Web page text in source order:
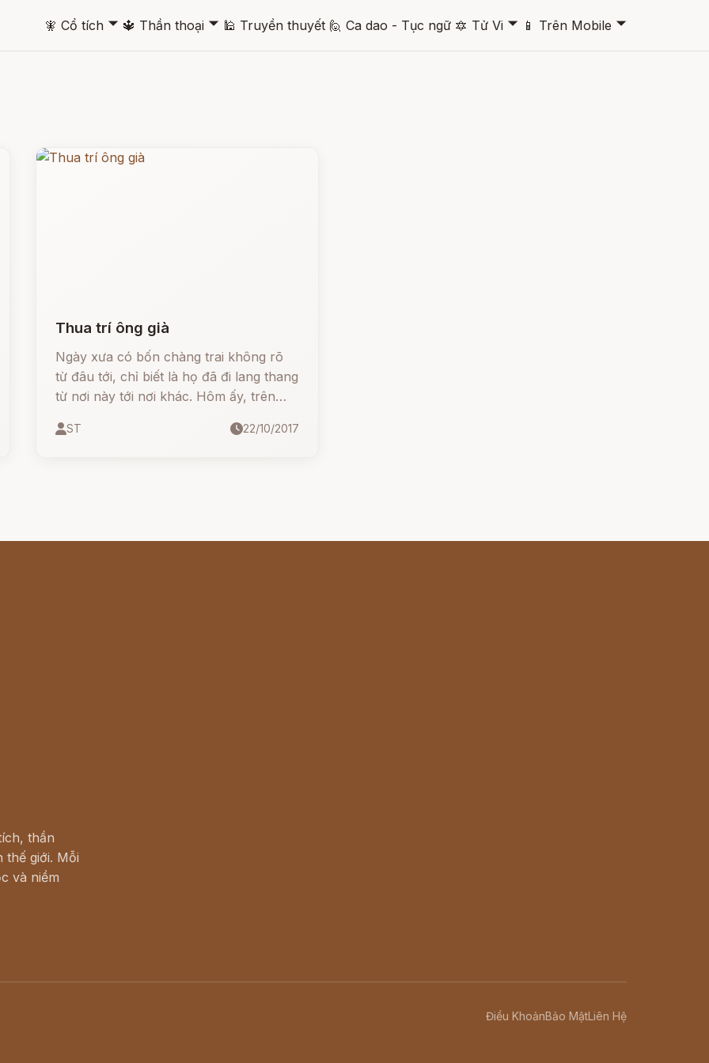
🧚 Cổ tích 🞃 🔱 Thần thoại 🞃 🕌 Truyền thuyết 🙋 Ca dao - Tục ngữ 🔯 Tử Vi 🞃 📱 Trên Mobile 🞃
Thua trí ông già
Ngày xưa có bốn chàng trai không rõ
từ đâu tới, chỉ biết là họ đã đi lang thang
từ nơi này tới nơi khác. Hôm ấy, trên
làng, bốn chàng trai rủ nhau vào đó
ST 22/10/2017
thần
giới. Mỗi
và niềm
Điều KhoảnBảo MậtLiên Hệ